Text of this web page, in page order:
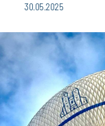
30.05.2025